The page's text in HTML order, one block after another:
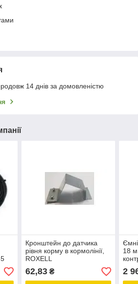
14 днів за домовленістю
Кронштейн до датчика
рівня корму в кормолінії,
ROXELL
62,83₴
18
з
2